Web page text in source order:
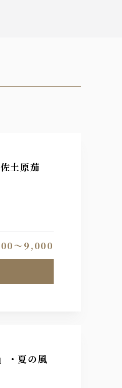
土原茄
〜9,000
・夏の風